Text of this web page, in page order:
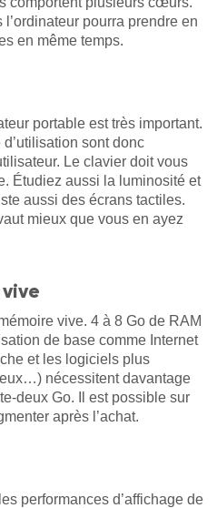
pourra prendre en
en même temps.
portable est très important.
sont donc
Le clavier doit vous
Étudiez aussi la luminosité et
aussi des écrans tactiles.
mieux que vous en ayez
vive
vive. 4 à 8 Go de RAM
de base comme Internet
et les logiciels plus
nécessitent davantage
deux Go. Il est possible sur
après l’achat.
performances d’affichage de